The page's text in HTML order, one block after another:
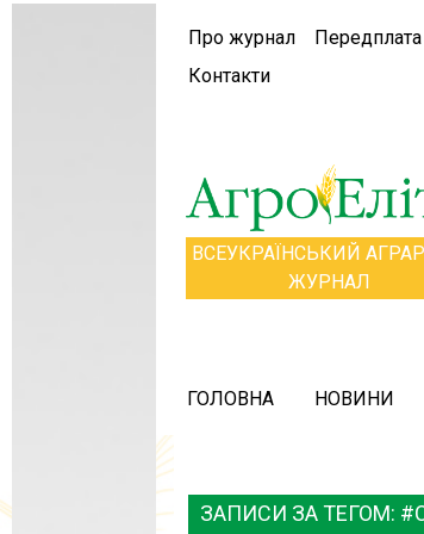
Про журнал Передплата
Контакти
ВСЕУКРАЇНСЬКИЙ
ЖУРНАЛ
ГОЛОВНА НОВИНИ
ЗАПИСИ ЗА ТЕГОМ: